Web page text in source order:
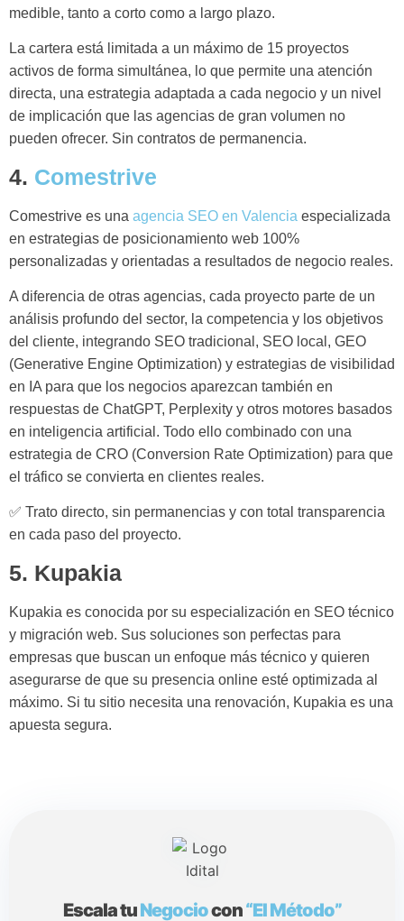
medible, tanto a corto como a largo plazo.
La cartera está limitada a un máximo de 15 proyectos
activos de forma simultánea, lo que permite una atención
directa, una estrategia adaptada a cada negocio y un nivel
de implicación que las agencias de gran volumen no
pueden ofrecer. Sin contratos de permanencia.
4. Comestrive
Comestrive es una agencia SEO en Valencia especializada
en estrategias de posicionamiento web 100%
personalizadas y orientadas a resultados de negocio reales.
A diferencia de otras agencias, cada proyecto parte de un
análisis profundo del sector, la competencia y los objetivos
del cliente, integrando SEO tradicional, SEO local, GEO
(Generative Engine Optimization) y estrategias de visibilidad
en IA para que los negocios aparezcan también en
respuestas de ChatGPT, Perplexity y otros motores basados
en inteligencia artificial. Todo ello combinado con una
estrategia de CRO (Conversion Rate Optimization) para que
el tráfico se convierta en clientes reales.
✅ Trato directo, sin permanencias y con total transparencia
en cada paso del proyecto.
5. Kupakia
Kupakia es conocida por su especialización en SEO técnico
y migración web. Sus soluciones son perfectas para
empresas que buscan un enfoque más técnico y quieren
asegurarse de que su presencia online esté optimizada al
máximo. Si tu sitio necesita una renovación, Kupakia es una
apuesta segura.
Escala tuNegociocon“El Método”